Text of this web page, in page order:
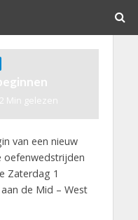
2 Min gelezen
van een nieuw
oefenwedstrijden
Zaterdag 1
de Mid – West